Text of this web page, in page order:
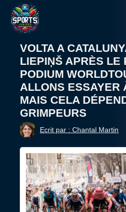
Aller
contenu
VOLTA A
LIEPIŅŠ APRÈS LE
PODIUM
ALLONS ESSAYER
MAIS CELA
GRIMPEURS
Ecrit par : Chantal Martin